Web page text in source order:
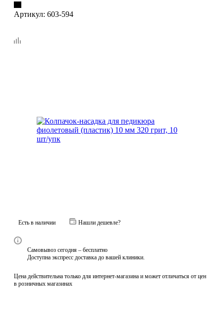
Артикул: 603-594
Есть в наличии Нашли дешевле?
Самовывоз сегодня – бесплатно
Доступна экспресс доставка до вашей клиники.
Цена действительна только для интернет-магазина и может отличаться от цен
в розничных магазинах